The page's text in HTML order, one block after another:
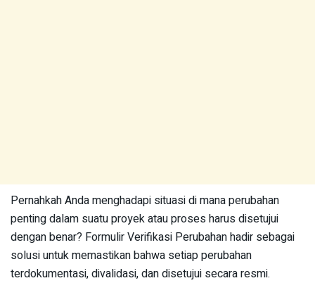
Pernahkah Anda menghadapi situasi di mana perubahan
penting dalam suatu proyek atau proses harus disetujui
dengan benar? Formulir Verifikasi Perubahan hadir sebagai
solusi untuk memastikan bahwa setiap perubahan
terdokumentasi, divalidasi, dan disetujui secara resmi.